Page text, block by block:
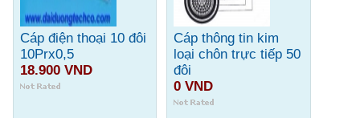
Cáp điện thoại 10 đôi
10Prx0,5
18.900 VND
Cáp thông tin kim
loại chôn trực tiếp 50
đôi
0 VND